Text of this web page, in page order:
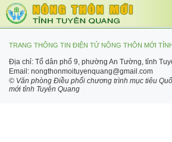
TRANG THÔNG TIN ĐIỆN TỬ NÔNG THÔN MỚI
Địa chỉ: Tổ dân phố 9, phường An Tường, tỉnh
Email: nongthonmoituyenquang@gmail.com
© Văn phòng Điều phối chương trình mục tiêu
mới tỉnh Tuyên Quang